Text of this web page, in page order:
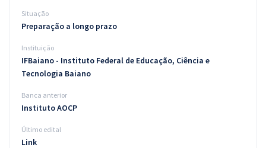
Blog
Aprovados
Situação
Preparação a longo prazo
Instituição
IFBaiano - Instituto Federal de Educação, Ciência e
Tecnologia Baiano
Banca anterior
Instituto AOCP
Último edital
Link